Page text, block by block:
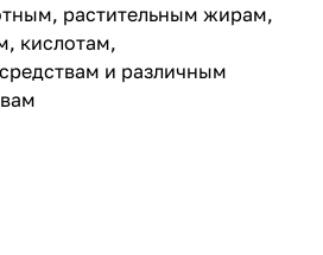
растительным жирам,
кислотам,
и различным